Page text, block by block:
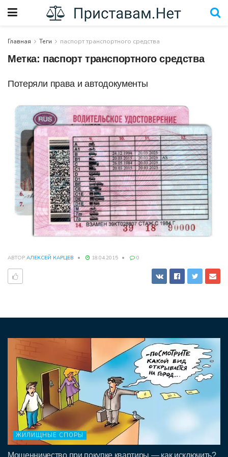
Главная Теги паспорт транспортного средства
Метка: паспорт транспортного средства
Потеряли права и автодокументы
АВТОР АЛЕКСЕЙ КАРЦЕВ 18.04.2015 0
ЖИЛИЩНЫЕ СПОРЫ